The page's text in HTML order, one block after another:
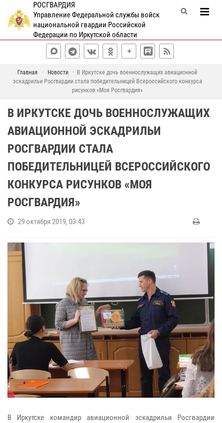
РОСГВАРДИЯ
Управление Федеральной службы войск
национальной гвардии Российской
Федерации по Иркутской области
Главная Новости
В Иркутске дочь военнослужащих авиационной
эскадрильи Росгвардии стала победительницей Всероссийского конкурса
рисунков «Моя Росгвардия»
В ИРКУТСКЕ ДОЧЬ ВОЕННОСЛУЖАЩИХ
АВИАЦИОННОЙ ЭСКАДРИЛЬИ
РОСГВАРДИИ СТАЛА
ПОБЕДИТЕЛЬНИЦЕЙ ВСЕРОССИЙСКОГО
КОНКУРСА РИСУНКОВ «МОЯ
РОСГВАРДИЯ»
29 октября 2019, 03:43
В Иркутске командир авиационной эскадрильи Росгвардии